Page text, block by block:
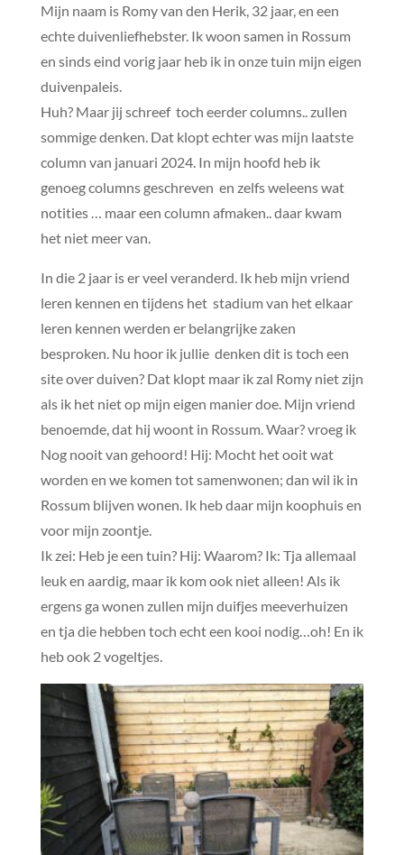
Mijn naam is Romy van den Herik, 32 jaar, en een
echte duivenliefhebster. Ik woon samen in Rossum
en sinds eind vorig jaar heb ik in onze tuin mijn eigen
duivenpaleis.
Huh? Maar jij schreef toch eerder columns.. zullen
sommige denken. Dat klopt echter was mijn laatste
column van januari 2024. In mijn hoofd heb ik
genoeg columns geschreven en zelfs weleens wat
notities … maar een column afmaken.. daar kwam
het niet meer van.
In die 2 jaar is er veel veranderd. Ik heb mijn vriend
leren kennen en tijdens het stadium van het elkaar
leren kennen werden er belangrijke zaken
besproken. Nu hoor ik jullie denken dit is toch een
site over duiven? Dat klopt maar ik zal Romy niet zijn
als ik het niet op mijn eigen manier doe. Mijn vriend
benoemde, dat hij woont in Rossum. Waar? vroeg ik
Nog nooit van gehoord! Hij: Mocht het ooit wat
worden en we komen tot samenwonen; dan wil ik in
Rossum blijven wonen. Ik heb daar mijn koophuis en
voor mijn zoontje.
Ik zei: Heb je een tuin? Hij: Waarom? Ik: Tja allemaal
leuk en aardig, maar ik kom ook niet alleen! Als ik
ergens ga wonen zullen mijn duifjes meeverhuizen
en tja die hebben toch echt een kooi nodig…oh! En ik
heb ook 2 vogeltjes.